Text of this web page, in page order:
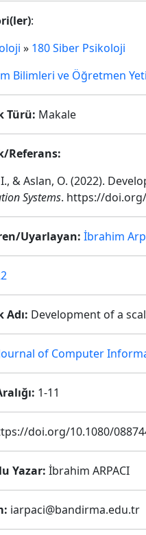
:
» 180 Siber Psikoloji
Bilimleri ve Öğretmen
Türü: Makale
Referans:
& Aslan, O. (2022).
Systems. https://doi.org/
Uyarlayan: İbrahim
Adı: Development of a
of Computer
1-11
doi.org/10.1080/
Yazar: İbrahim ARPACI
iarpaci@bandirma.edu.tr